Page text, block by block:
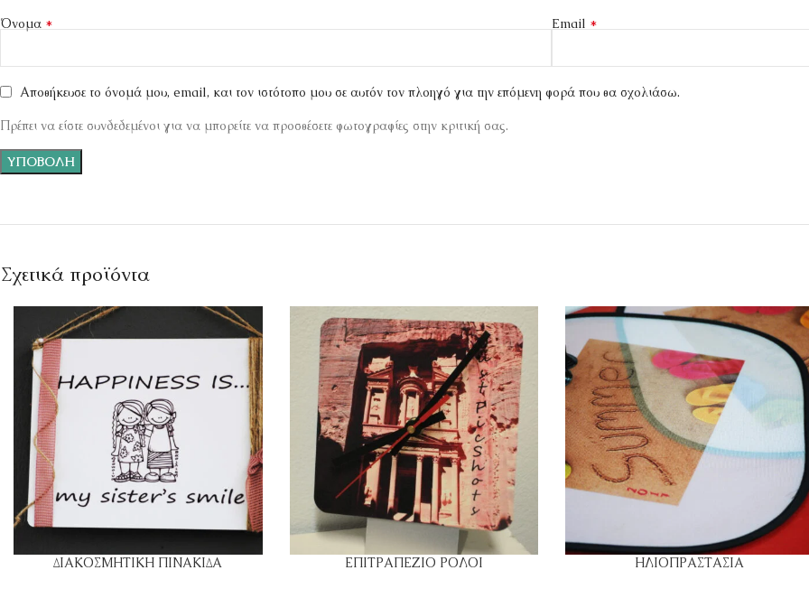
Όνομα * Email *
Αποθήκευσε το όνομά μου, email, και τον ιστότοπο μου σε αυτόν τον πλοηγό για την επόμενη φορά που θα σχολιάσω.
Πρέπει να είστε συνδεδεμένοι για να μπορείτε να προσθέσετε φωτογραφίες στην κριτική σας.
Σχετικά προϊόντα
ΔΙΑΚΟΣΜΗΤΙΚΗ ΠΙΝΑΚΙΔΑ ΕΠΙΤΡΑΠΕΖΙΟ ΡΟΛΟΙ ΗΛΙΟΠΡΑΣΤΑΣΙΑ